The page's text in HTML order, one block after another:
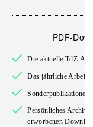
PDF-
Die aktuelle TdZ-
Das jährliche
Sonderpublikationen
Persönliches Archiv
erworbenen